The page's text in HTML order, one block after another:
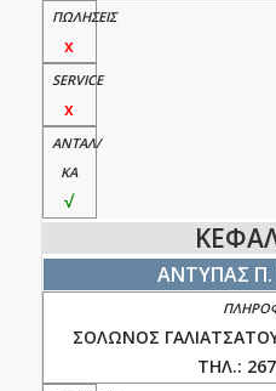
x
x
√
ΑΝΤΥΠΑΣ Π.
ΣΟΛΩΝΟΣ
ΤΗΛ.: